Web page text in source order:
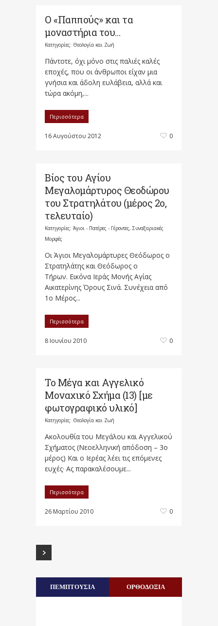
Ο «Παππούς» και τα
μοναστήρια του…
Κατηγορίες: Θεολογία και Ζωή
Πάντοτε, όχι μόνο στις παλιές καλές
εποχές, που οι άνθρωποι είχαν μια
γνήσια και άδολη ευλάβεια, αλλά και
τώρα ακόμη,...
Περισσότερα
16 Αυγούστου 2012 0
Βίος του Αγίου
Μεγαλομάρτυρος Θεοδώρου
του Στρατηλάτου (μέρος 2ο,
τελευταίο)
Κατηγορίες: Άγιοι - Πατέρες - Γέροντες, Συναξαριακές
Μορφές
Οι Άγιοι Μεγαλομάρτυρες Θεόδωρος ο
Στρατηλάτης και Θεόδωρος ο
Τήρων. Εικόνα Ιεράς Μονής Αγίας
Αικατερίνης Όρους Σινά. Συνέχεια από
1ο Μέρος...
Περισσότερα
8 Ιουνίου 2010 0
Το Μέγα και Αγγελικό
Μοναχικό Σχήμα (13) [με
φωτογραφικό υλικό]
Κατηγορίες: Θεολογία και Ζωή
Ακολουθία του Μεγάλου και Αγγελικού
Σχήματος (Νεοελληνική απόδοση – 3ο
μέρος) Και ο Ιερέας λέει τις επόμενες
ευχές· Ας παρακαλέσουμε...
Περισσότερα
26 Μαρτίου 2010 0
ΠΕΜΠΤΟΥΣΙΑ ΟΡΘΟΔΟΞΙΑ